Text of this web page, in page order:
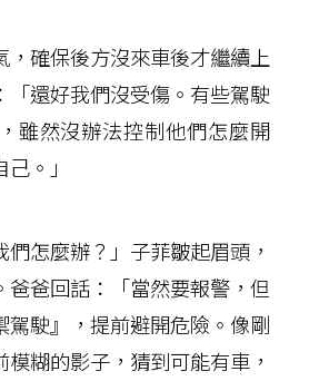
確保後方沒來車後才繼續上
「還好我們沒受傷。有些駕駛
雖然沒辦法控制他們怎麼開
。」
怎麼辦？」子菲皺起眉頭，
爸爸回話：「當然要報警，但
駕駛』，提前避開危險。像剛
糊的影子，猜到可能有車，